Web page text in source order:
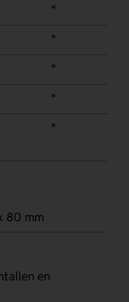
*
*
*
*
*
80 mm
en